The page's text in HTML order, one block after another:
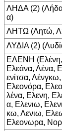
ΛΗΔΑ (2)
α)
ΛΗΤΩ (Λητώ,
ΛΥΔΙΑ (2)
ΕΛΕΝΗ (Ελένη,
Ελεάνα, Λένα,
ενίτσα,
Ελεονόρα,
λένα, Ελενη,
α, Ελενιω,
κω, Λενιω,
Ελεονωρα,